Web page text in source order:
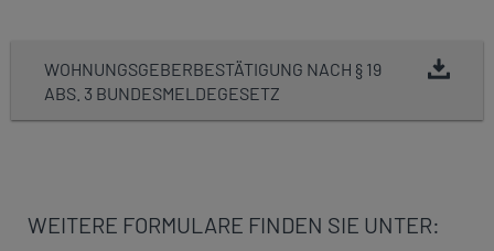
WOHNUNGSGEBERBESTÄTIGUNG NACH § 19
ABS. 3 BUNDESMELDEGESETZ
WEITERE FORMULARE FINDEN SIE UNTER: